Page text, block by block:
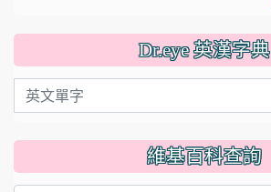
Dr.eye 英漢字典
英文單字
維基百科查詢